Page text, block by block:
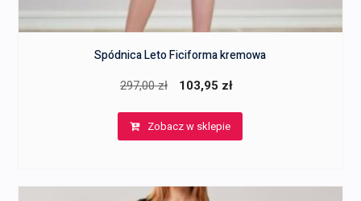
Spódnica Leto Ficiforma kremowa
297,00zł
Pierwotna
wynosiła:
103,95 zł
Zobacz w sklepie